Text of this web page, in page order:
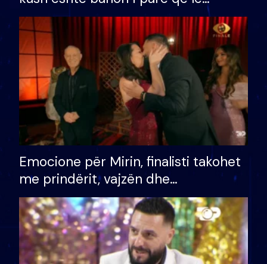
shtëpinë dhe humb mundësinë për
të fituar çmimin e madh
Emocione për Mirin, finalisti takohet
me prindërit, vajzën dhe
bashkëshorten: S’kemi ndonjë letër
divorci apo jo?